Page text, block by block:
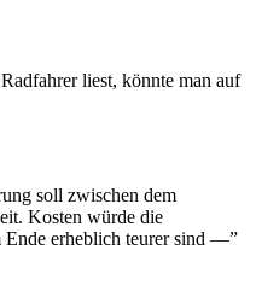
liest, könnte man auf
soll zwischen dem
Kosten würde die
Ende erheblich teurer sind —”